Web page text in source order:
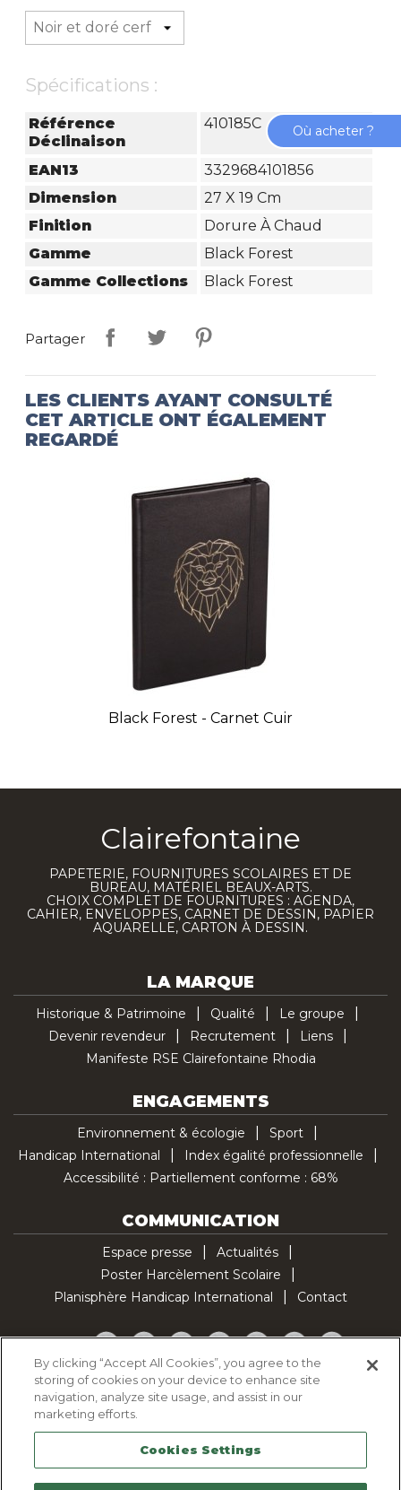
Spécifications :
Référence
Déclinaison
410185C
EAN13
3329684101856
Dimension
27 X 19 Cm
Finition
Dorure À Chaud
Gamme
Black Forest
Gamme Collections
Black Forest
Partager
LES CLIENTS AYANT CONSULTÉ
CET ARTICLE ONT ÉGALEMENT
REGARDÉ
Black Forest - Carnet Cuir
Clairefontaine
PAPETERIE, FOURNITURES SCOLAIRES ET DE
BUREAU, MATÉRIEL BEAUX-ARTS.
CHOIX COMPLET DE FOURNITURES : AGENDA,
CAHIER, ENVELOPPES, CARNET DE DESSIN, PAPIER
AQUARELLE, CARTON À DESSIN.
LA MARQUE
Historique & Patrimoine Qualité
Le groupe
Devenir revendeur
Recrutement
Liens
Manifeste RSE Clairefontaine Rhodia
ENGAGEMENTS
Environnement & écologie
Sport
Handicap International
Index égalité professionnelle
Accessibilité : Partiellement conforme : 68%
COMMUNICATION
Espace presse
Actualités
Poster Harcèlement Scolaire
Planisphère Handicap International
Contact
Facebook
TwitterYouTubePinterestInstagramLinkedInTikTok
Politique d'utilisation des cookies
Politique de confidentialité
Mentions légales
Plan du site
Contactez-nous
Où acheter ?
By clicking “Accept All Cookies”, you agree to the
storing of cookies on your device to enhance site
navigation, analyze site usage, and assist in our
marketing efforts.
Cookies Settings